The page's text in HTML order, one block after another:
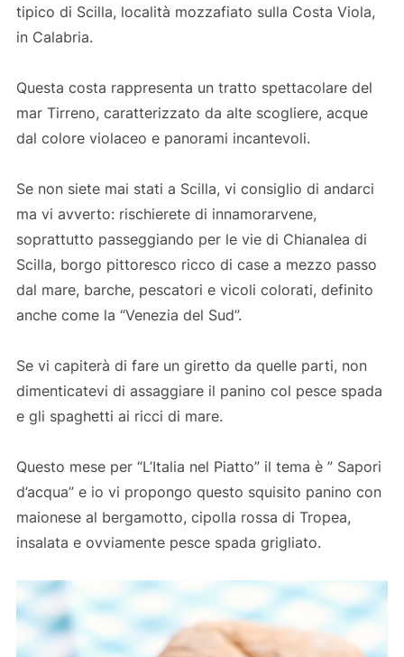
tipico di Scilla, località mozzafiato sulla Costa Viola,
in Calabria.
Questa costa rappresenta un tratto spettacolare del
mar Tirreno, caratterizzato da alte scogliere, acque
dal colore violaceo e panorami incantevoli.
Se non siete mai stati a Scilla, vi consiglio di andarci
ma vi avverto: rischierete di innamorarvene,
soprattutto passeggiando per le vie di Chianalea di
Scilla, borgo pittoresco ricco di case a mezzo passo
dal mare, barche, pescatori e vicoli colorati, definito
anche come la “Venezia del Sud”.
Se vi capiterà di fare un giretto da quelle parti, non
dimenticatevi di assaggiare il panino col pesce spada
e gli spaghetti ai ricci di mare.
Questo mese per “L’Italia nel Piatto” il tema è ” Sapori
d’acqua” e io vi propongo questo squisito panino con
maionese al bergamotto, cipolla rossa di Tropea,
insalata e ovviamente pesce spada grigliato.